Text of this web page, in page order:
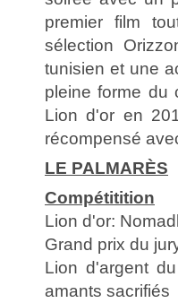
premier film
sélection
tunisien et une
pleine forme du
Lion d'or en
récompensé
LE PALMARÈS
Compétitition
Lion d'or:
Grand prix du
Lion d'argent
amants sacrifiés